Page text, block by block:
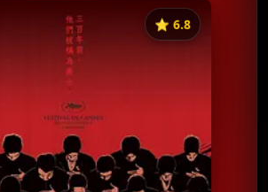
⭐️ 6.8
《黑社会》
⭐️ 评分：6.8 | 🎬 1997年
夸克网盘